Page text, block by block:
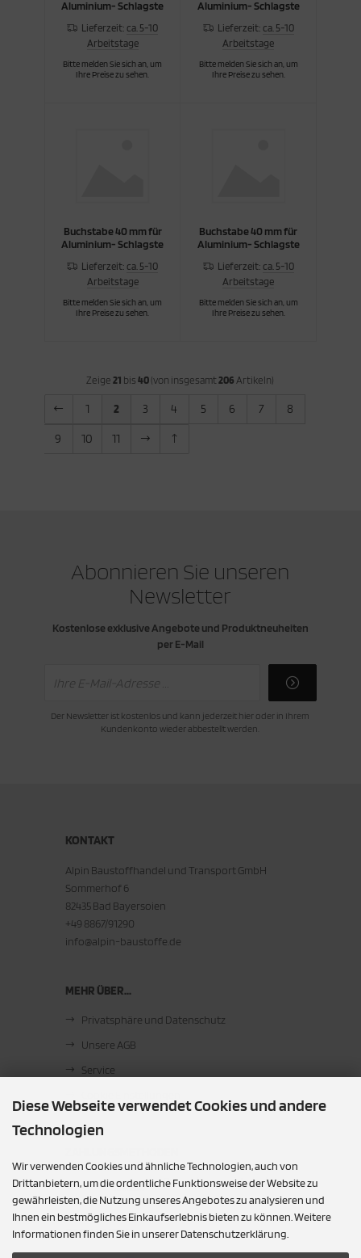
Aluminium- Schlagste
Lieferzeit: ca. 5-10
Arbeitstage
Bitte melden Sie sich an, um
Ihre Preise zu sehen.
Aluminium- Schlagste
Lieferzeit: ca. 5-10
Arbeitstage
Bitte melden Sie sich an, um
Ihre Preise zu sehen.
Buchstabe 40 mm für
Aluminium- Schlagste
Lieferzeit: ca. 5-10
Arbeitstage
Bitte melden Sie sich an, um
Ihre Preise zu sehen.
Buchstabe 40 mm für
Aluminium- Schlagste
Lieferzeit: ca. 5-10
Arbeitstage
Bitte melden Sie sich an, um
Ihre Preise zu sehen.
Zeige21 bis40 (von insgesamt206 Artikeln)
1 2 3 4 5 6 7 8
9 10 11
Abonnieren Sie unseren
Newsletter
Kostenlose exklusive Angebote und Produktneuheiten
per E-Mail
Der Newsletter ist kostenlos und kann jederzeit hier oder in Ihrem
Kundenkonto wieder abbestellt werden.
KONTAKT
Alpin Baustoffhandel und Transport GmbH
Sommerhof 6
82435 Bad Bayersoien
+49 8867/91290
info@alpin-baustoffe.de
MEHR ÜBER...
Privatsphäre und Datenschutz
Unsere AGB
Service
Barzahlung bei Abholung
SOCIAL MEDIA
Diese Webseite verwendet Cookies und andere
Technologien
Wir verwenden Cookies und ähnliche Technologien, auch von
Drittanbietern, um die ordentliche Funktionsweise der Website zu
gewährleisten, die Nutzung unseres Angebotes zu analysieren und
Ihnen ein bestmögliches Einkaufserlebnis bieten zu können. Weitere
Informationen finden Sie in unserer Datenschutzerklärung.